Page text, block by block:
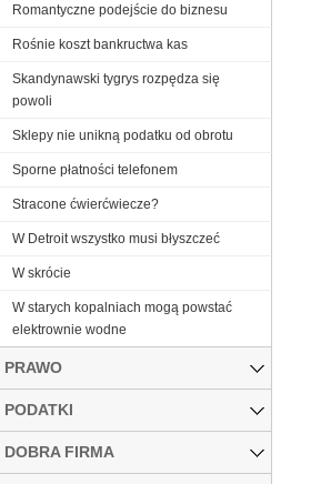
Romantyczne podejście do biznesu
Rośnie koszt bankructwa kas
Skandynawski tygrys rozpędza się
powoli
Sklepy nie unikną podatku od obrotu
Sporne płatności telefonem
Stracone ćwierćwiecze?
W Detroit wszystko musi błyszczeć
W skrócie
W starych kopalniach mogą powstać
elektrownie wodne
PRAWO
PODATKI
DOBRA FIRMA